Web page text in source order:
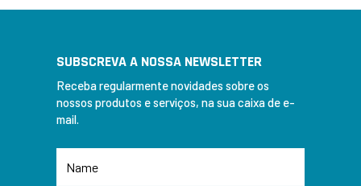
SUBSCREVA A NOSSA NEWSLETTER
Receba regularmente novidades sobre os
nossos produtos e serviços, na sua caixa de e-
mail.